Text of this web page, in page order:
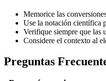
Memorice las
Use la notación científica
Verifique siempre que las
Considere el contexto al
Preguntas